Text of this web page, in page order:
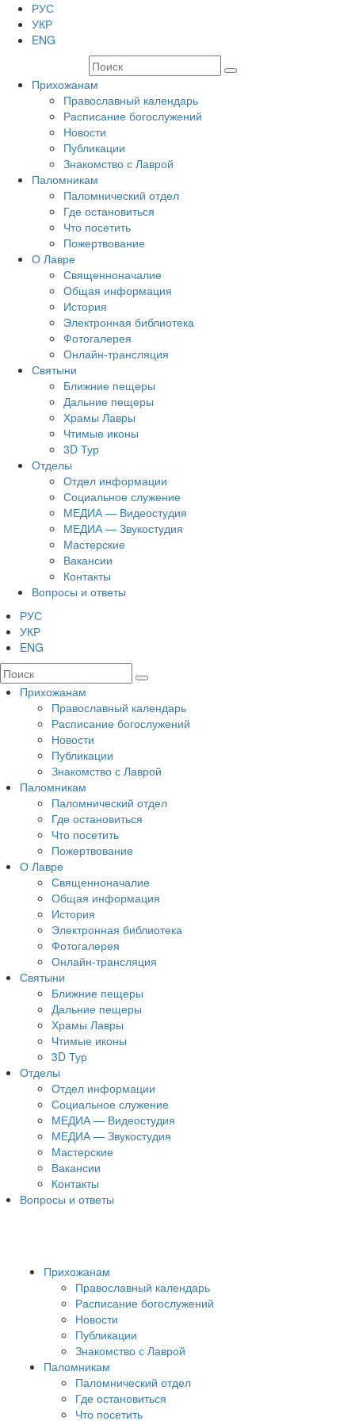
РУС
УКР
ENG
Прихожанам
Православный календарь
Расписание богослужений
Новости
Публикации
Знакомство с Лаврой
Паломникам
Паломнический отдел
Где остановиться
Что посетить
Пожертвование
О Лавре
Священноначалие
Общая информация
История
Электронная библиотека
Фотогалерея
Онлайн-трансляция
Святыни
Ближние пещеры
Дальние пещеры
Храмы Лавры
Чтимые иконы
3D Тур
Отделы
Отдел информации
Социальное служение
МЕДИА — Видеостудия
МЕДИА — Звукостудия
Мастерские
Вакансии
Контакты
Вопросы и ответы
РУС
УКР
ENG
Прихожанам
Православный календарь
Расписание богослужений
Новости
Публикации
Знакомство с Лаврой
Паломникам
Паломнический отдел
Где остановиться
Что посетить
Пожертвование
О Лавре
Священноначалие
Общая информация
История
Электронная библиотека
Фотогалерея
Онлайн-трансляция
Святыни
Ближние пещеры
Дальние пещеры
Храмы Лавры
Чтимые иконы
3D Тур
Отделы
Отдел информации
Социальное служение
МЕДИА — Видеостудия
МЕДИА — Звукостудия
Мастерские
Вакансии
Контакты
Вопросы и ответы
Прихожанам
Православный календарь
Расписание богослужений
Новости
Публикации
Знакомство с Лаврой
Паломникам
Паломнический отдел
Где остановиться
Что посетить